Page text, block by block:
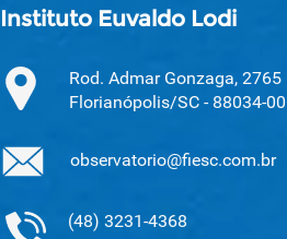
Instituto Euvaldo Lodi
Rod. Admar Gonzaga, 2765
Florianópolis/SC - 88034-
observatorio@fiesc.com.br
(48) 3231-4368